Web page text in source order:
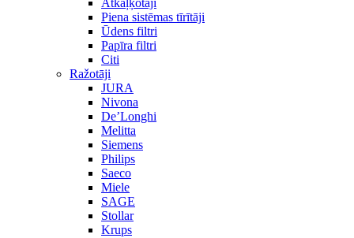
Atkaļķotāji
Piena sistēmas tīrītāji
Ūdens filtri
Papīra filtri
Citi
Ražotāji
JURA
Nivona
De’Longhi
Melitta
Siemens
Philips
Saeco
Miele
SAGE
Stollar
Krups